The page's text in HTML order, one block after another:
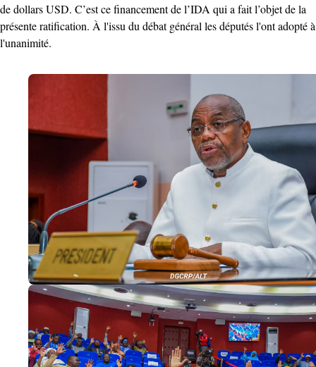
de dollars USD. C’est ce financement de l’IDA qui a fait l’objet de la
présente ratification. À l'issu du débat général les députés l'ont adopté à
l'unanimité.